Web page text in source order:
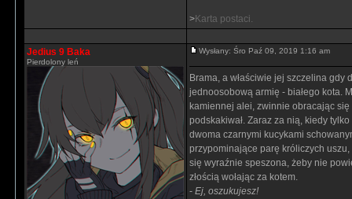
>Karta postaci.
Jedius 9 Baka
Pierdolony leń
Wysłany: Śro Paź 09, 2019 1:16 am
Brama, a właściwie jej szczelina gdy
jednoosobową armię - białego kota.
kamiennej alei, zwinnie obracając
podskakiwał. Zaraz za nią, kiedy
dwoma czarnymi kucykami
przypominające parę króliczych
się wyraźnie speszona, żeby nie
złością wołając za kotem.
- Ej, oszukujesz!